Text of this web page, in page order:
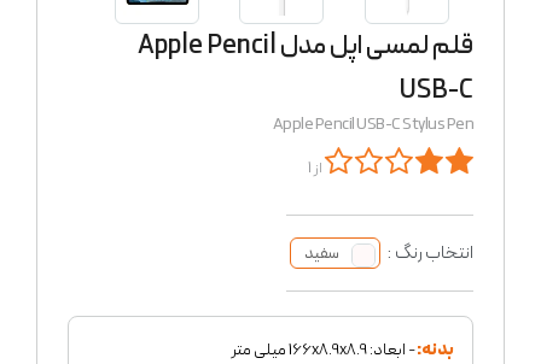
قلم لمسی اپل مدل Apple Pencil
USB-C
Apple Pencil USB-C Stylus Pen
از 1
انتخاب رنگ : سفید
بدنه:- ابعاد: 166x8.9x8.9 میلی متر